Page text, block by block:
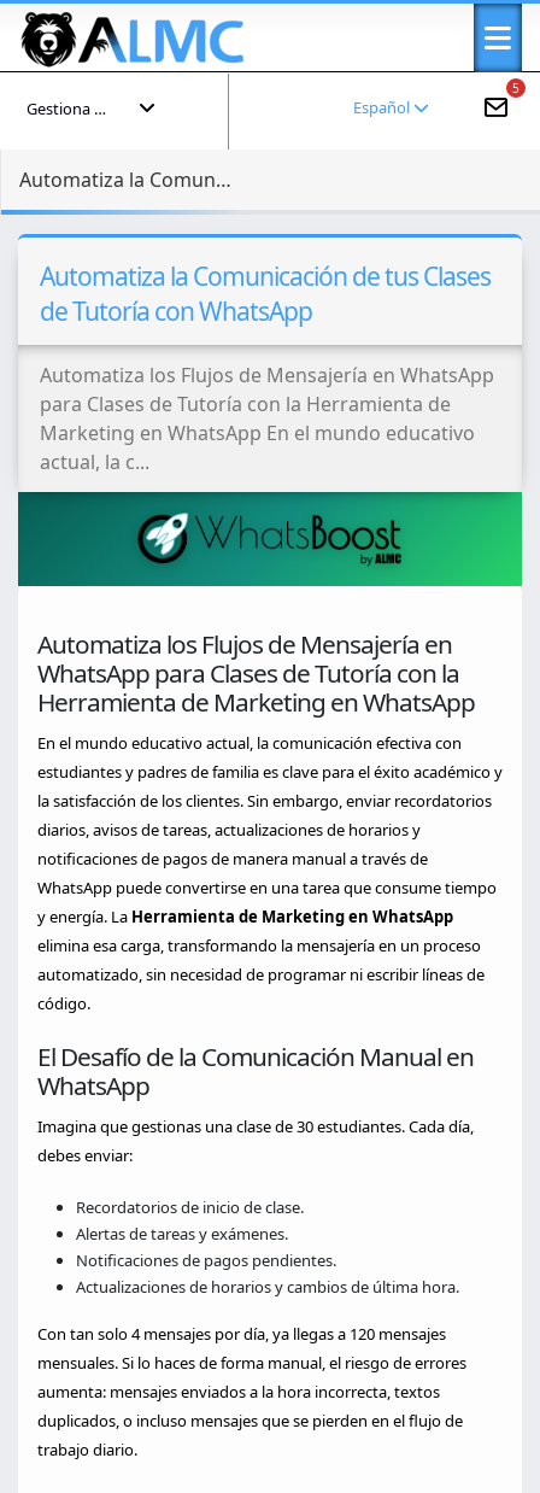
5
Español
Gestiona tu cuenta
Automatiza la Comunicación de tus Clases de Tutoría con WhatsApp
Automatiza la Comunicación de tus Clases
de Tutoría con WhatsApp
Automatiza los Flujos de Mensajería en WhatsApp
para Clases de Tutoría con la Herramienta de
Marketing en WhatsApp En el mundo educativo
actual, la c...
Automatiza los Flujos de Mensajería en
WhatsApp para Clases de Tutoría con la
Herramienta de Marketing en WhatsApp
En el mundo educativo actual, la comunicación efectiva con
estudiantes y padres de familia es clave para el éxito académico y
la satisfacción de los clientes. Sin embargo, enviar recordatorios
diarios, avisos de tareas, actualizaciones de horarios y
notificaciones de pagos de manera manual a través de
WhatsApp puede convertirse en una tarea que consume tiempo
y energía. La Herramienta de Marketing en WhatsApp
elimina esa carga, transformando la mensajería en un proceso
automatizado, sin necesidad de programar ni escribir líneas de
código.
El Desafío de la Comunicación Manual en
WhatsApp
Imagina que gestionas una clase de 30 estudiantes. Cada día,
debes enviar:
Recordatorios de inicio de clase.
Alertas de tareas y exámenes.
Notificaciones de pagos pendientes.
Actualizaciones de horarios y cambios de última hora.
Con tan solo 4 mensajes por día, ya llegas a 120 mensajes
mensuales. Si lo haces de forma manual, el riesgo de errores
aumenta: mensajes enviados a la hora incorrecta, textos
duplicados, o incluso mensajes que se pierden en el flujo de
trabajo diario.